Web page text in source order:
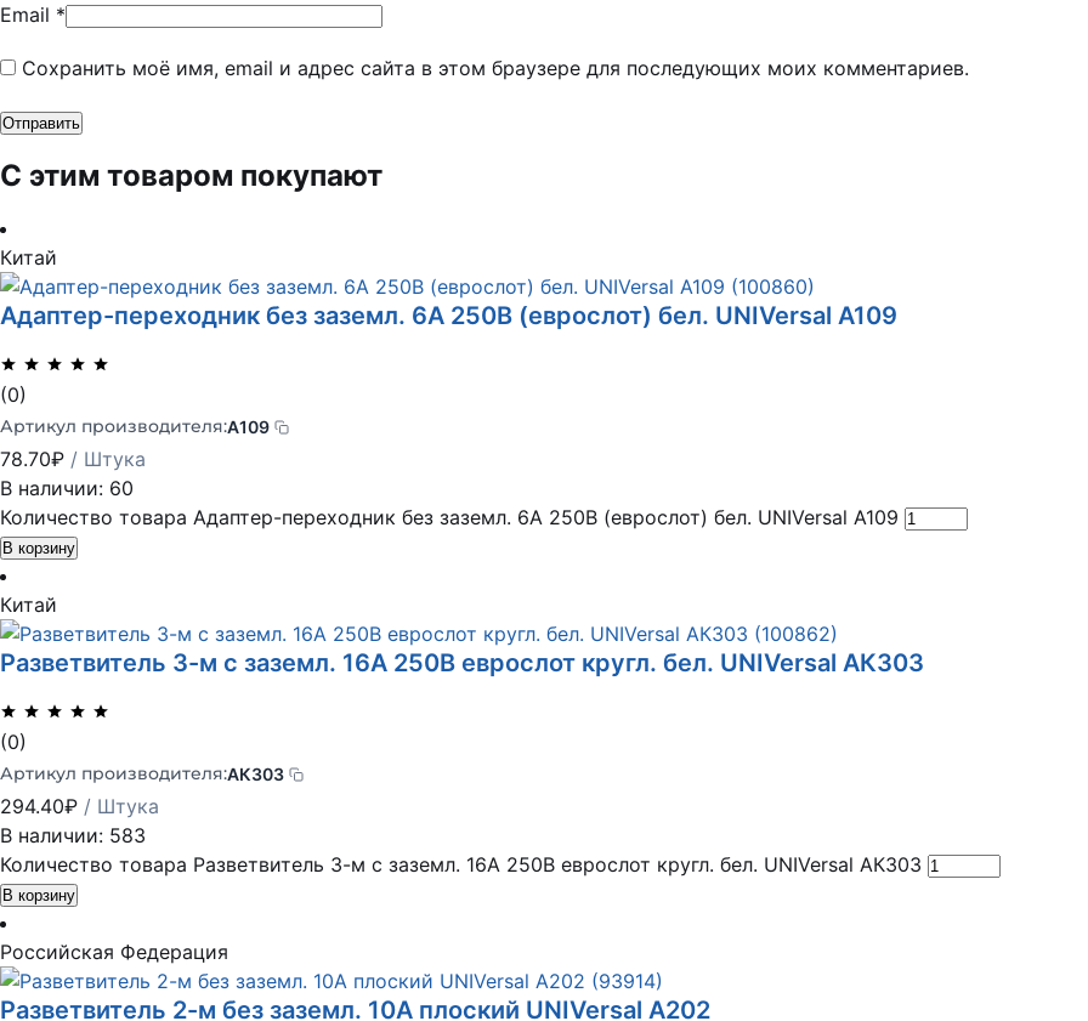
Email *
Сохранить моё имя, email и адрес сайта в этом браузере для последующих моих комментариев.
С этим товаром покупают
Китай
Адаптер-переходник без заземл. 6А 250В (еврослот) бел. UNIVersal А109
(0)
Артикул производителя:А109
78.70₽ / Штука
В наличии: 60
Количество товара Адаптер-переходник без заземл. 6А 250В (еврослот) бел. UNIVersal А109
В корзину
Китай
Разветвитель 3-м с заземл. 16А 250В еврослот кругл. бел. UNIVersal АК303
(0)
Артикул производителя:АК303
294.40₽ / Штука
В наличии: 583
Количество товара Разветвитель 3-м с заземл. 16А 250В еврослот кругл. бел. UNIVersal АК303
В корзину
Российская Федерация
Разветвитель 2-м без заземл. 10А плоский UNIVersal А202